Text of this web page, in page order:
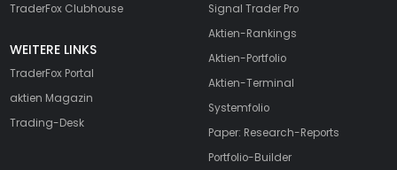
TraderFox Clubhouse
WEITERE LINKS
TraderFox Portal
aktien Magazin
Trading-Desk
Signal Trader Pro
Aktien-Rankings
Aktien-Portfolio
Aktien-Terminal
Systemfolio
Paper: Research-Reports
Portfolio-Builder